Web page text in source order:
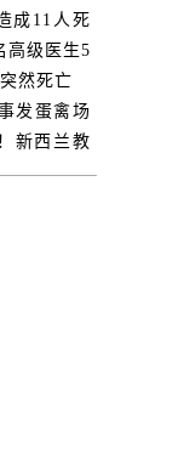
成11人死
高级医生5
然死亡
发蛋禽场
新西兰教
省550纽